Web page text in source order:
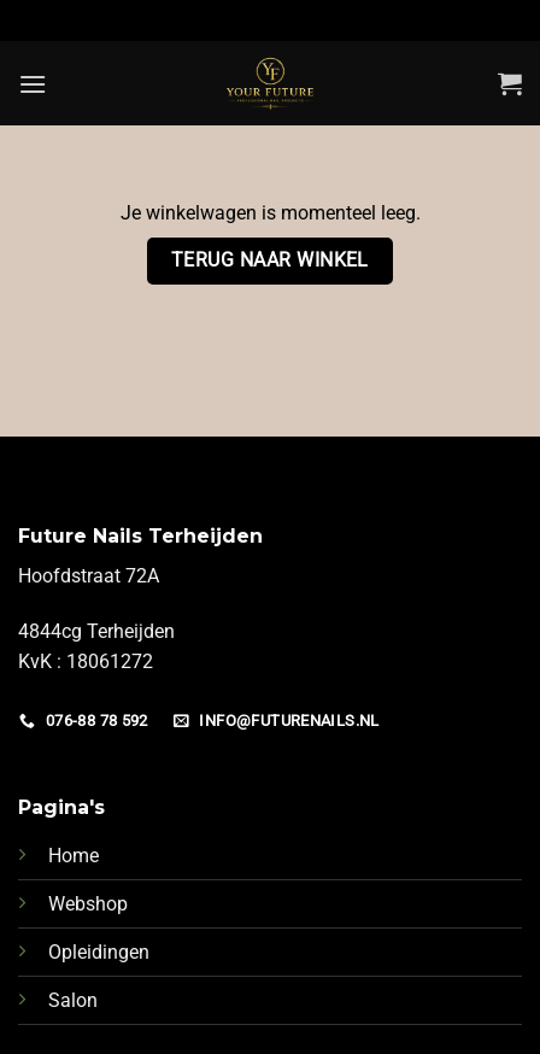
inhoud
Je winkelwagen is momenteel leeg.
TERUG NAAR WINKEL
Future Nails Terheijden
Hoofdstraat 72A
4844cg Terheijden
KvK : 18061272
076-88 78 592 INFO@FUTURENAILS.NL
Pagina's
Home
Webshop
Opleidingen
Salon